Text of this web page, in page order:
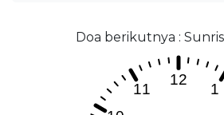
Doa berikutnya :